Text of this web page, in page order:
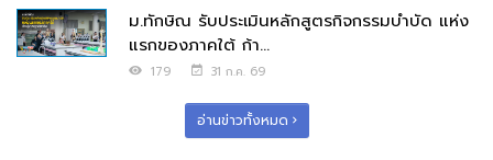
ม.ทักษิณ รับประเมินหลักสูตรกิจกรรมบำบัด แห่ง
แรกของภาคใต้ ก้า...
179 31 ก.ค. 69
อ่านข่าวทั้งหมด